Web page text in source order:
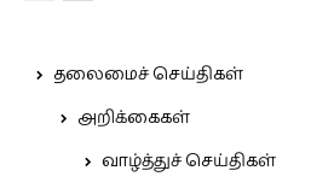
தலைமைச் செய்திகள்
அறிக்கைகள்
வாழ்த்துச் செய்திகள்